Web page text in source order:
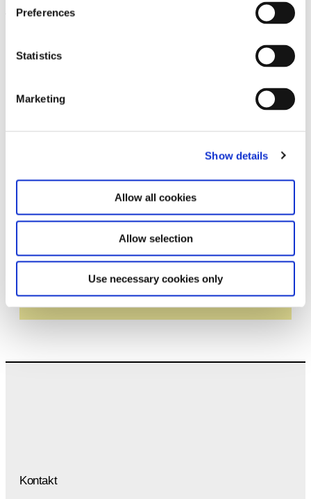
Preferences
Statistics
Marketing
Show details
Allow all cookies
Allow selection
Use necessary cookies only
Leave this field empty
Abonnieren Sie unseren Newsletter
Bleiben Sie auf dem Laufenden und erfahren
Abonnieren
Durch Ihre Anmeldung zum Newsletter stimmen
Sie der Datenschutzerklärung und der AGB zu,
Kontakt